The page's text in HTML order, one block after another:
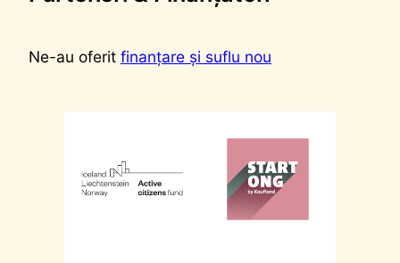
Ne-au oferit finanțare și suflu nou